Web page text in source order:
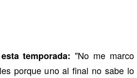
temporada: "No me marco
porque uno al final no sabe lo